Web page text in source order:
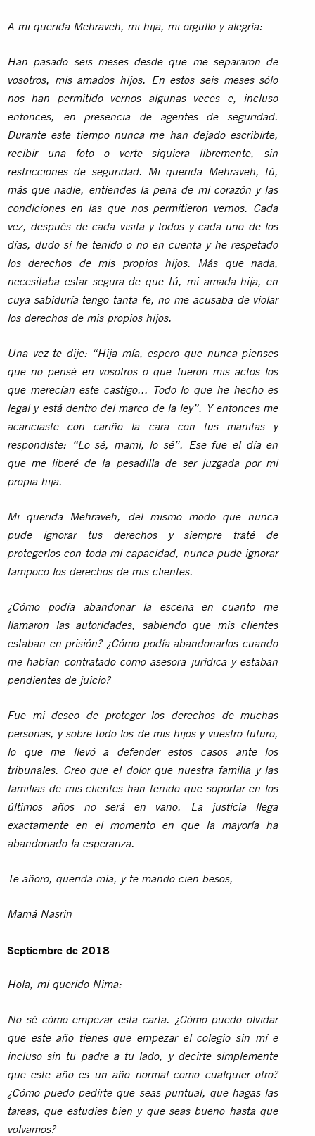
A mi querida Mehraveh, mi hija, mi orgullo y alegría:
Han pasado seis meses desde que me separaron de
vosotros, mis amados hijos. En estos seis meses sólo
nos han permitido vernos algunas veces e, incluso
entonces, en presencia de agentes de seguridad.
Durante este tiempo nunca me han dejado escribirte,
recibir una foto o verte siquiera libremente, sin
restricciones de seguridad. Mi querida Mehraveh, tú,
más que nadie, entiendes la pena de mi corazón y las
condiciones en las que nos permitieron vernos. Cada
vez, después de cada visita y todos y cada uno de los
días, dudo si he tenido o no en cuenta y he respetado
los derechos de mis propios hijos. Más que nada,
necesitaba estar segura de que tú, mi amada hija, en
cuya sabiduría tengo tanta fe, no me acusaba de violar
los derechos de mis propios hijos.
Una vez te dije: “Hija mía, espero que nunca pienses
que no pensé en vosotros o que fueron mis actos los
que merecían este castigo... Todo lo que he hecho es
legal y está dentro del marco de la ley”. Y entonces me
acariciaste con cariño la cara con tus manitas y
respondiste: “Lo sé, mami, lo sé”. Ese fue el día en
que me liberé de la pesadilla de ser juzgada por mi
propia hija.
Mi querida Mehraveh, del mismo modo que nunca
pude ignorar tus derechos y siempre traté de
protegerlos con toda mi capacidad, nunca pude ignorar
tampoco los derechos de mis clientes.
¿Cómo podía abandonar la escena en cuanto me
llamaron las autoridades, sabiendo que mis clientes
estaban en prisión? ¿Cómo podía abandonarlos cuando
me habían contratado como asesora jurídica y estaban
pendientes de juicio?
Fue mi deseo de proteger los derechos de muchas
personas, y sobre todo los de mis hijos y vuestro futuro,
lo que me llevó a defender estos casos ante los
tribunales. Creo que el dolor que nuestra familia y las
familias de mis clientes han tenido que soportar en los
últimos años no será en vano. La justicia llega
exactamente en el momento en que la mayoría ha
abandonado la esperanza.
Te añoro, querida mía, y te mando cien besos,
Mamá Nasrin
Septiembre de 2018
Hola, mi querido Nima:
No sé cómo empezar esta carta. ¿Cómo puedo olvidar
que este año tienes que empezar el colegio sin mí e
incluso sin tu padre a tu lado, y decirte simplemente
que este año es un año normal como cualquier otro?
¿Cómo puedo pedirte que seas puntual, que hagas las
tareas, que estudies bien y que seas bueno hasta que
volvamos?